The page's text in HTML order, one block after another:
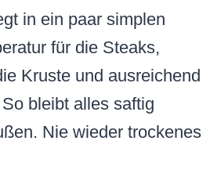
in ein paar simplen
für die Steaks,
Kruste und ausreichend
bleibt alles saftig
Nie wieder trockenes